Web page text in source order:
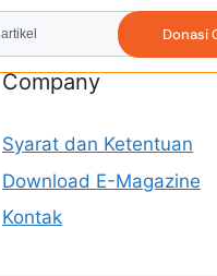
Donasi
Company
Syarat dan Ketentuan
Download E-Magazine
Kontak